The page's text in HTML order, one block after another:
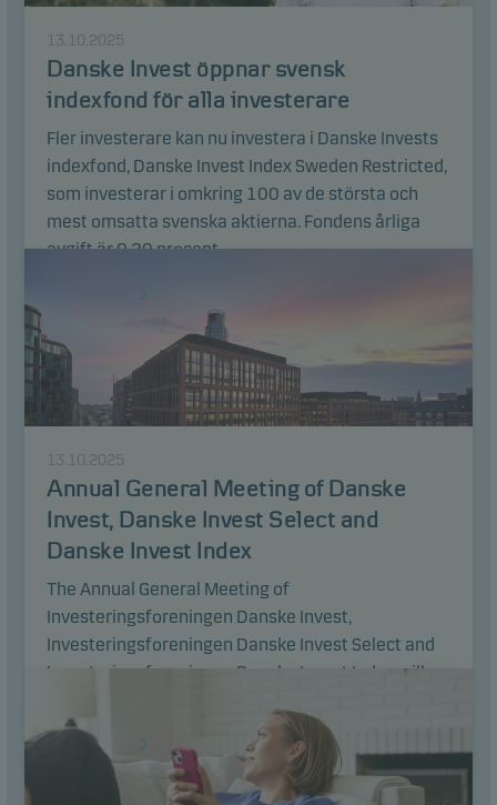
13.10.2025
Danske Invest öppnar svensk
indexfond för alla investerare
Fler investerare kan nu investera i Danske Invests
indexfond, Danske Invest Index Sweden Restricted,
som investerar i omkring 100 av de största och
mest omsatta svenska aktierna. Fondens årliga
avgift är 0,20 procent.
13.10.2025
Annual General Meeting of Danske
Invest, Danske Invest Select and
Danske Invest Index
The Annual General Meeting of
Investeringsforeningen Danske Invest,
Investeringsforeningen Danske Invest Select and
Investeringsforeningen Danske Invest Index will
Läs artikel